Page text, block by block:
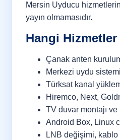
Mersin Uyducu
yayın olmamasıdır.
Hangi
Çanak anten
Merkezi uydu
Türksat kanal
Hiremco, Next,
TV duvar montajı
Android Box, Linux
LNB değişimi,